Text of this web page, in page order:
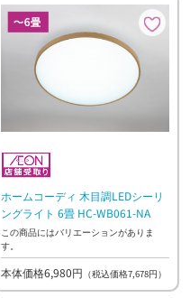
ホームコーディ 木目調LEDシーリ
ングライト 6畳 HC-WB061-NA
この商品にはバリエーションがありま
す。
本体価格6,980円 （税込価格7,678円）